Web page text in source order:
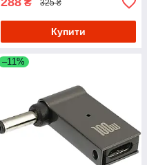
₴ 325 ₴
Купити
–11%